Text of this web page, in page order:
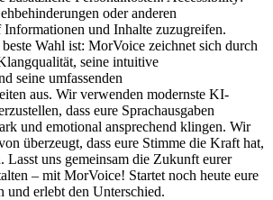
oder anderen
und Inhalte zuzugreifen.
Wahl ist: MorVoice zeichnet sich durch
seine intuitive
seine umfassenden
aus. Wir verwenden modernste KI-
dass eure Sprachausgaben
und emotional ansprechend klingen. Wir
überzeugt, dass eure Stimme die Kraft hat,
Lasst uns gemeinsam die Zukunft eurer
– mit MorVoice! Startet noch heute eure
und erlebt den Unterschied.